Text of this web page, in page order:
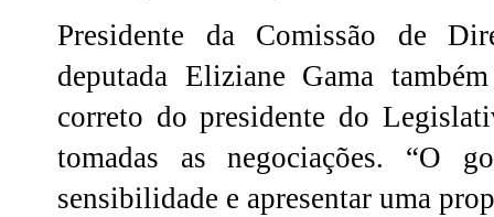
Presidente da Comissão de
deputada Eliziane Gama
correto do presidente do
tomadas as negociações. “O
sensibilidade e apresentar uma